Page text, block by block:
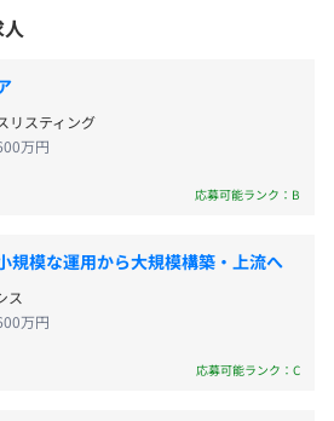
辰巳駅」より徒歩10分
反対側）が入口です。
キルアップの場としてだけでな
ンジニアへ成長できる絶好の
右肩上がりの成長を続ける当社
築きたい方は、ぜひお気軽に
しながらキャリアを築けま
で年間休日は126日、残業時間は
リモートワーク案件もあり柔
。さらに資格取得支援や退職
利厚生も魅力です。 また、社
社員の声が届きやすいフラッ
リスティング
万円
応募可能ランク：B
規模な運用から大規模構築・上流へ
ス
万円
応募可能ランク：C